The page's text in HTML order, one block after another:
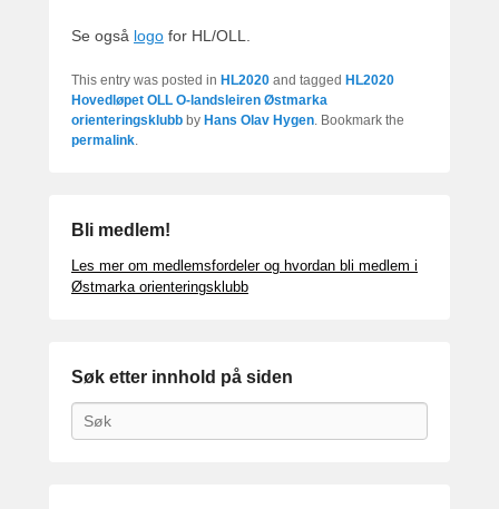
Se også logo for HL/OLL.
This entry was posted in HL2020 and tagged HL2020
Hovedløpet OLL O-landsleiren Østmarka
orienteringsklubb by Hans Olav Hygen. Bookmark the
permalink.
Bli medlem!
Les mer om medlemsfordeler og hvordan bli medlem i
Østmarka orienteringsklubb
Søk etter innhold på siden
Search